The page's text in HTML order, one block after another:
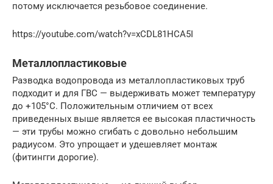
потому исключается резьбовое соединение.
https://youtube.com/watch?v=xCDL81HCA5I
Металлопластиковые
Разводка водопровода из металлопластиковых труб
подходит и для ГВС — выдерживать может температуру
до +105°C. Положительным отличием от всех
приведенных выше является ее высокая пластичность
— эти трубы можно сгибать с довольно небольшим
радиусом. Это упрощает и удешевляет монтаж
(фитингги дорогие).